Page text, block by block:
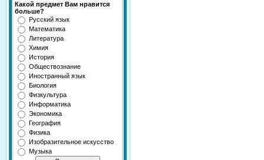
Какой предмет Вам нравится
больше?
Русский язык
Математика
Литература
Химия
История
Обществознание
Иностранный язык
Биология
Физкультура
Информатика
Экономика
География
Физика
Изобразительное искусство
Музыка